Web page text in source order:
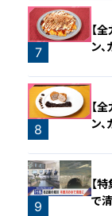
7
【
ン
8
【
ン
9
【
で